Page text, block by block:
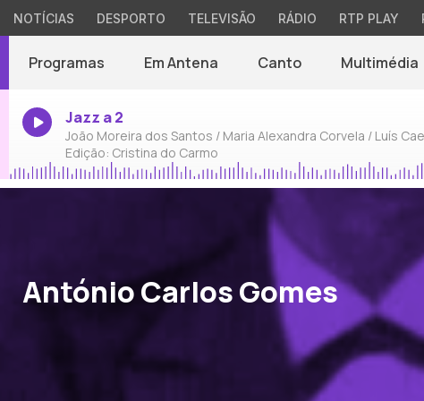
NOTÍCIAS DESPORTO TELEVISÃO RÁDIO RTP PLAY
Programas Em Antena Canto Multimédia
Jazz a 2
João Moreira dos Santos / Maria Alexandra Corvela / Luís
Edição: Cristina do Carmo
António Carlos Gomes